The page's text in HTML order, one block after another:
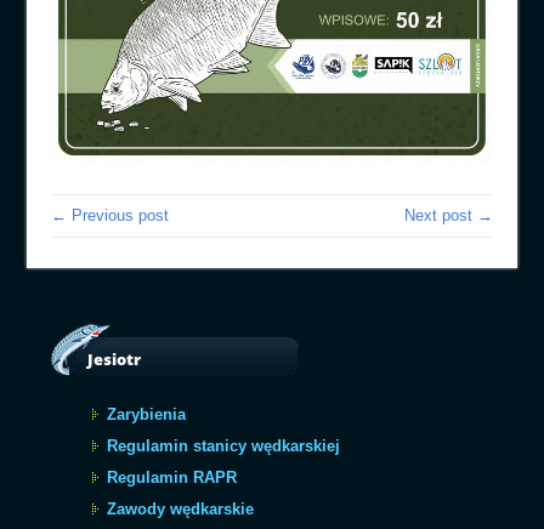
← Previous post Next post →
Jesiotr
Zarybienia
Regulamin stanicy wędkarskiej
Regulamin RAPR
Zawody wędkarskie